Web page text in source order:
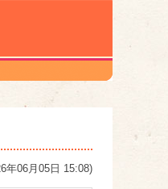
年06月05日 15:08)